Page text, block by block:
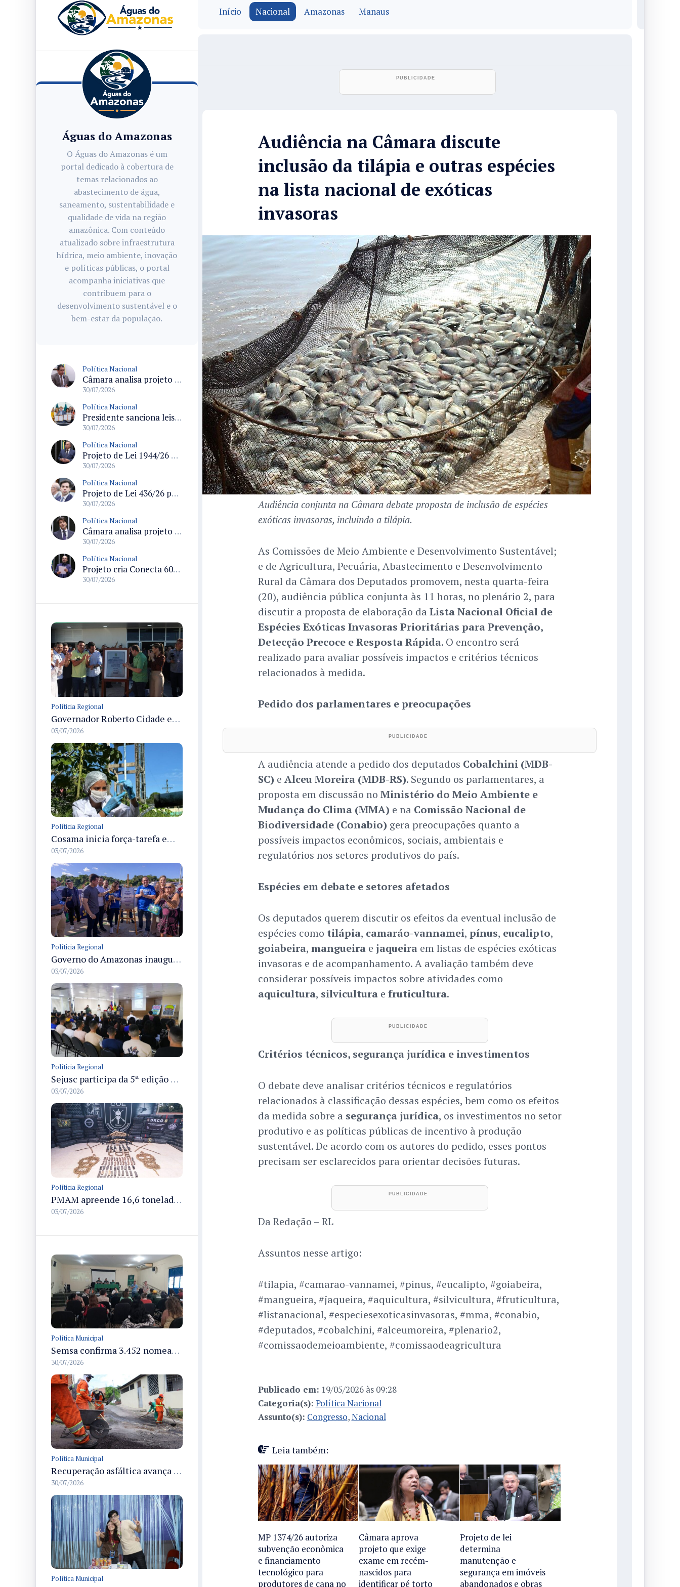
Águas do Amazonas
O Águas do Amazonas é um
portal dedicado à cobertura de
temas relacionados ao
abastecimento de água,
saneamento, sustentabilidade e
qualidade de vida na região
amazônica. Com conteúdo
atualizado sobre infraestrutura
hídrica, meio ambiente, inovação
e políticas públicas, o portal
acompanha iniciativas que
contribuem para o
desenvolvimento sustentável e o
bem-estar da população.
Política Nacional
Câmara analisa projeto que inclui juros e correção no valor recebido dos precatórios do Fundef e determina repasse de 60% aos professores
30/07/2026
Política Nacional
Presidente sanciona leis do Pix Pensão e de divulgação do Ligue 180 em cerimônia no Planalto
30/07/2026
Política Nacional
Projeto de Lei 1944/26 propõe percentuais mínimos para progressão de regime em crimes hediondos e restabelece texto da Lei Raul Jungmann
30/07/2026
Política Nacional
Projeto de Lei 436/26 permite pesca artesanal em unidades de conservação com regras de manejo e cadastro
30/07/2026
Política Nacional
Câmara analisa projeto que regula suplementos alimentares com regras para produção, rotulagem e fiscalização
30/07/2026
Política Nacional
Projeto cria Conecta 60+ para inclusão e letramento digital de idosos em todo o país
30/07/2026
Políticia Regional
Governador Roberto Cidade entrega readequação do ambulatório da FCecon e amplia capacidade de atendimento oncológico em Manaus
03/07/2026
Políticia Regional
Cosama inicia força-tarefa em Anamã para fortalecer abastecimento de água e segurança hídrica da população
03/07/2026
Políticia Regional
Governo do Amazonas inaugura primeiro Castramóvel Fluvial para atendimento veterinário às comunidades ribeirinhas e castração gratuita
03/07/2026
Políticia Regional
Sejusc participa da 5ª edição do Caminhos Literários com foco na cultura hip-hop nas unidades socioeducativas
03/07/2026
Políticia Regional
PMAM apreende 16,6 toneladas de entorpecentes e registra aumento nas prisões em flagrante e nas capturas de foragidos no primeiro semestre de 2026
03/07/2026
Política Municipal
Semsa confirma 3.452 nomeações em concurso público e revela 1.456 do cadastro de reserva em Manaus
30/07/2026
Política Municipal
Recuperação asfáltica avança na rua Uirapurus em Manaus com operação Tapa-Buracos nesta quinta-feira
30/07/2026
Política Municipal
Início Nacional Amazonas Manaus
Audiência na Câmara discute
inclusão da tilápia e outras espécies
na lista nacional de exóticas
invasoras
Audiência conjunta na Câmara debate proposta de inclusão de espécies
exóticas invasoras, incluindo a tilápia.
As Comissões de Meio Ambiente e Desenvolvimento Sustentável;
e de Agricultura, Pecuária, Abastecimento e Desenvolvimento
Rural da Câmara dos Deputados promovem, nesta quarta-feira
(20), audiência pública conjunta às 11 horas, no plenário 2, para
discutir a proposta de elaboração da Lista Nacional Oficial de
Espécies Exóticas Invasoras Prioritárias para Prevenção,
Detecção Precoce e Resposta Rápida. O encontro será
realizado para avaliar possíveis impactos e critérios técnicos
relacionados à medida.
Pedido dos parlamentares e preocupações
A audiência atende a pedido dos deputados Cobalchini (MDB-
SC) e Alceu Moreira (MDB-RS). Segundo os parlamentares, a
proposta em discussão no Ministério do Meio Ambiente e
Mudança do Clima (MMA) e na Comissão Nacional de
Biodiversidade (Conabio) gera preocupações quanto a
possíveis impactos econômicos, sociais, ambientais e
regulatórios nos setores produtivos do país.
Espécies em debate e setores afetados
Os deputados querem discutir os efeitos da eventual inclusão de
espécies como tilápia, camaráo-vannamei, pínus, eucalipto,
goiabeira, mangueirae jaqueiraem listas de espécies exóticas
invasoras e de acompanhamento. A avaliação também deve
considerar possíveis impactos sobre atividades como
aquicultura, silviculturae fruticultura.
Critérios técnicos, segurança jurídica e investimentos
O debate deve analisar critérios técnicos e regulatórios
relacionados à classificação dessas espécies, bem como os efeitos
da medida sobre a segurança jurídica, os investimentos no setor
produtivo e as políticas públicas de incentivo à produção
sustentável. De acordo com os autores do pedido, esses pontos
precisam ser esclarecidos para orientar decisões futuras.
Da Redação – RL
Assuntos nesse artigo:
#tilapia, #camarao-vannamei, #pinus, #eucalipto, #goiabeira,
#mangueira, #jaqueira, #aquicultura, #silvicultura, #fruticultura,
#listanacional, #especiesexoticasinvasoras, #mma, #conabio,
#deputados, #cobalchini, #alceumoreira, #plenario2,
#comissaodemeioambiente, #comissaodeagricultura
Publicado em: 19/05/2026 às 09:28
Categoria(s): Política Nacional
Assunto(s): Congresso,Nacional
Leia também:
MP 1374/26 autoriza
subvenção econômica
e financiamento
tecnológico para
produtores de cana no
Câmara aprova
projeto que exige
exame em recém-
nascidos para
identificar pé torto
Projeto de lei
determina
manutenção e
segurança em imóveis
abandonados e obras